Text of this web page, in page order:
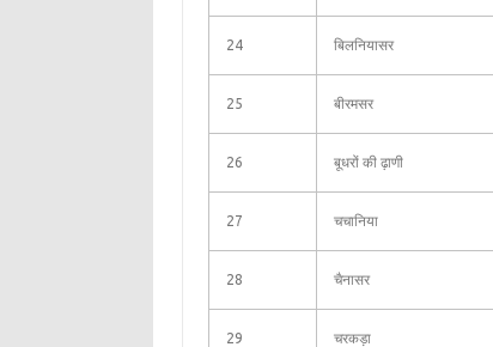
24 बिलनियासर
25 बीरमसर
26 बूधरों की ढ़ाणी
27 चचानिया
28 चैनासर
29 चरकड़ा